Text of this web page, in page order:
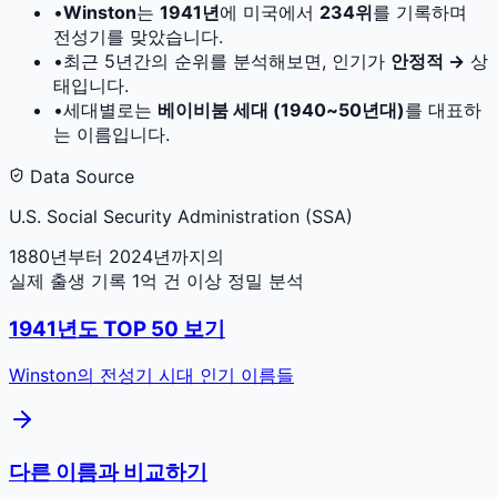
•Winston는 1941 년에 미국에서 234위를 기록하며
전성기를 맞았습니다.
•최근 5년간의 순위를 분석해보면, 인기가 안정적 → 상
태입니다.
•세대별로는 베이비붐 세대 (1940~50년대)를 대표하
는 이름입니다.
Data Source
U.S. Social Security Administration (SSA)
1880년부터 2024년까지의
실제 출생 기록 1억 건 이상 정밀 분석
1941년도 TOP 50 보기
Winston의 전성기 시대 인기 이름들
다른 이름과 비교하기